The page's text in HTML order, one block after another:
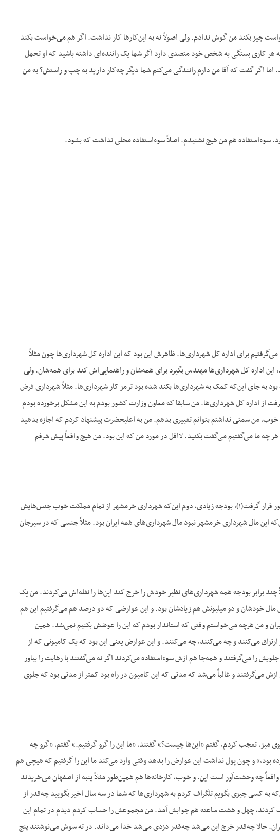
چیز بکند من گوش ندادم. ولی اصولاً نه به این‌کارها کار نداشت. اگر هم می‌خواست بکند
که هر کاری بستگی به شخص خود متصدی دارد اگر شما یک راننده‌ای داشته باشید که او تحمل
اگر گفت که آقا من دارم رانندگی می‌کنم شما دیگر چه‌کار دارید به چپ و راستش؟ به من
سوءاستفاده هم من هیچ نشنیدم. اصلاً سوءاستفاده محلی نداشت که بشود.
برای اداره کل شهرداری‌ها. ظاهرش این بود که این اداره کل شهرداری‌ها چون مثلاً
اداره کل شهرداری‌ها مهندس بگیرد برای همه‌شان و راهنمایی‌اش کند برای همه‌شان. ولی
به جای این‌که کمک به شهرداری‌ها بکند شده بود ترمز کار شهرداری‌ها. مثلاً شهرداری فرض
از اداره کل شهرداری‌ها. من سابقا که معاون وزارت کشور بودم به این مشکل برخورده بودم
من سمتی نداشتم بتوانم تغییری بدهم. من به اعلیحضرت پیشنهاد کردم که اجازه بدهید
ما می‌گفتیم می‌گفت بکنید. لااقل در مورد من که این بود. من هیچ واقعاً پیش شرفم
ج- بله، هیچ. ما اداره کل شهرداری‌ها را منحل کردیم یک بودجه‌ای در اختیار و وزارت کشور قرار گرفت(۱)، بودجه زیادی، دوم این‌که شهرداری خرمشهر از تمام مملکت خوب جنس‌هایش
مال شهرداری خرمشهر نبود مال شهرداری‌های همه ایران بود. مثلاً جنسی که در سیرجان
برابر بودجه همه شهرداری‌های نظیر خودش را خرج کند این‌ها را نفله‌اش می‌کردند. من یک
خودشان و دو میلیونش هم زیادشان بود. و این عوارضی که دو درصد هم می‌گرفتیم این هم
و من هرچه می‌خواستم وقتی که استاندار بودم که این را عوضش بکنیم نمی‌شد. همین
می‌کنند و چه می‌کنند، چه می‌کنند. و این عوارض یعنی این بود که یک کامیونی که از
را می‌گرفتند و همه‌جا هم ازش سوءاستفاده می‌کردند اگر نه می‌گفتند با رهایت را بیاور
می‌گرفتند و غالباً می‌شد که مدتی که این کامیون در راه بود کمتر از مدتی بود که جلوی
تعجب کردم، گفتم «این‌ها چیست؟» گفتند، «ما این را گرو گرفتیم.» گفتم، «گرو چه
بود،» و چون پول نداشت این عوارض را بدهد وقتی وارد می‌کند ما این را گرفتیم که هیچی هم
چه وحشت‌آور است این. و خوب، کارخانه‌ها هم همین‌طور مثلاً پنبه از اصفهان می‌خریدند
به کسی چیزی بگویم تلگراف کردم به شهرداری‌ها که شما در سه سال اخیر بگویید چه‌قدر از
کردند، چهل و هشت ساعته هم جوابش آمد. من مجموعش را حساب کردم دیدم در تمام این
حالا چه‌قدر خرج این می‌شد چه‌قدر دزدی می‌شد خدا می‌داند. در ته سوش می‌نوشتند پنج